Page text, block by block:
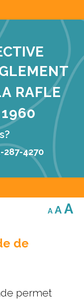
RAFLE
287-4270
Afont
A A
de
permet